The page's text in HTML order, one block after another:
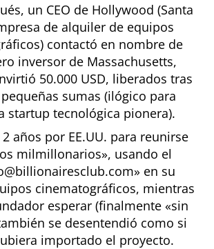
un CEO de Hollywood (Santa
de alquiler de equipos
contactó en nombre de
inversor de Massachusetts,
50.000 USD, liberados tras
sumas (ilógico para
startup tecnológica pionera).
años por EE.UU. para reunirse
milmillonarios , usando el
en su
cinematográficos, mientras
esperar (finalmente
sin
se desentendió como si
importado el proyecto.